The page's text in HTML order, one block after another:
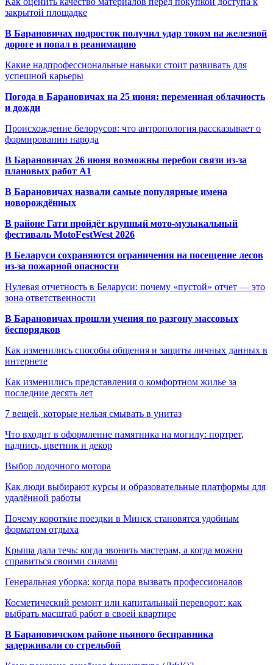
закрытой площадке
В Барановичах подросток получил удар током на железной
дороге и попал в реанимацию
Какие надпрофессиональные навыки стоит развивать для
успешной карьеры
Погода в Барановичах на 25 июня: переменная облачность
и дожди
Происхождение белорусов: что антропология рассказывает о
формировании народа
В Барановичах 26 июня возможны перебои связи из-за
плановых работ A1
В Барановичах назвали самые популярные имена
новорождённых
В районе Гати пройдёт крупный мото-музыкальный
фестиваль MotoFestWest 2026
В Беларуси сохраняются ограничения на посещение лесов
из-за пожарной опасности
Нулевая отчетность в Беларуси: почему «пустой» отчет — это
зона ответственности
В Барановичах прошли учения по разгону массовых
беспорядков
Как изменились способы общения и защиты личных данных в
интернете
Как изменились представления о комфортном жилье за
последние десять лет
7 вещей, которые нельзя смывать в унитаз
Что входит в оформление памятника на могилу: портрет,
надпись, цветник и декор
Выбор лодочного мотора
Как люди выбирают курсы и образовательные платформы для
удалённой работы
Почему короткие поездки в Минск становятся удобным
форматом отдыха
Крыша дала течь: когда звонить мастерам, а когда можно
справиться своими силами
Генеральная уборка: когда пора вызвать профессионалов
Косметический ремонт или капитальный переворот: как
выбрать масштаб работ в своей квартире
В Барановичском районе пьяного бесправника
задерживали со стрельбой